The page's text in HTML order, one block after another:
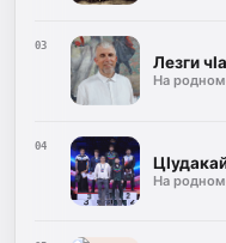
03
Лезги
На родном
04
На родном